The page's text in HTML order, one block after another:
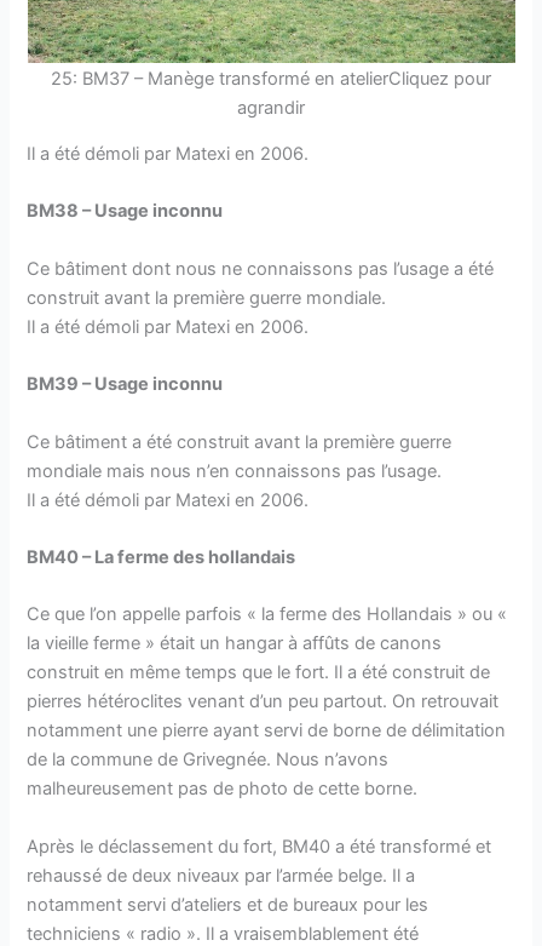
25: BM37 – Manège transformé en atelierCliquez pour
agrandir
Il a été démoli par Matexi en 2006.
BM38 – Usage inconnu
Ce bâtiment dont nous ne connaissons pas l’usage a été
construit avant la première guerre mondiale.
Il a été démoli par Matexi en 2006.
BM39 – Usage inconnu
Ce bâtiment a été construit avant la première guerre
mondiale mais nous n’en connaissons pas l’usage.
Il a été démoli par Matexi en 2006.
BM40 – La ferme des hollandais
Ce que l’on appelle parfois « la ferme des Hollandais » ou «
la vieille ferme » était un hangar à affûts de canons
construit en même temps que le fort. Il a été construit de
pierres hétéroclites venant d’un peu partout. On retrouvait
notamment une pierre ayant servi de borne de délimitation
de la commune de Grivegnée. Nous n’avons
malheureusement pas de photo de cette borne.
Après le déclassement du fort, BM40 a été transformé et
rehaussé de deux niveaux par l’armée belge. Il a
notamment servi d’ateliers et de bureaux pour les
techniciens « radio ». Il a vraisemblablement été